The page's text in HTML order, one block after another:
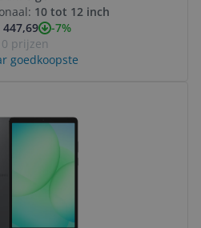
10 tot 12 inch
447,69
-7%
prijzen
goedkoopste